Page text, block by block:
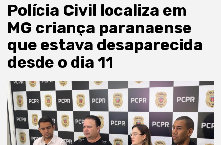
Polícia Civil localiza em
MG criança paranaense
que estava desaparecida
desde o dia 11